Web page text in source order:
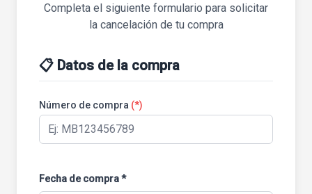
Completa el siguiente formulario para solicitar
la cancelación de tu compra
📋 Datos de la compra
Número de compra (*)
Fecha de compra *